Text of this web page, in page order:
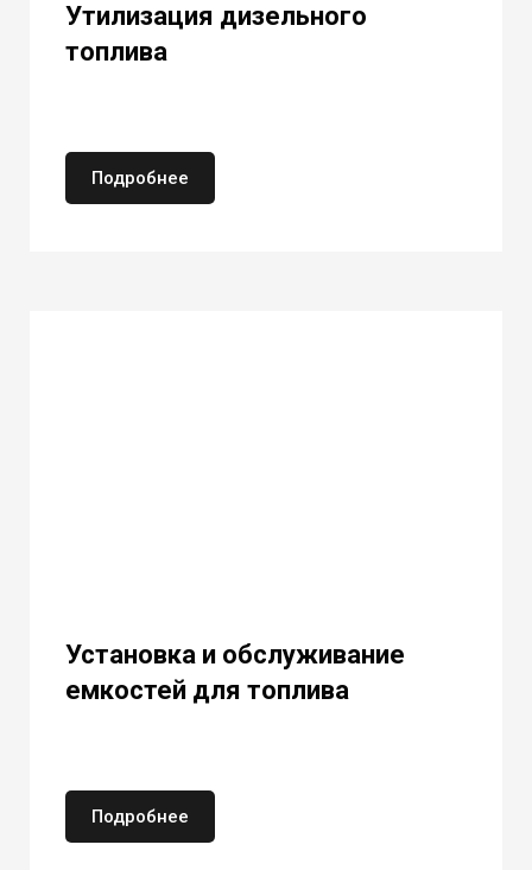
Утилизация дизельного
топлива
Подробнее
Установка и обслуживание
емкостей для топлива
Подробнее